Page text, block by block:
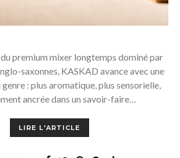
du premium mixer longtemps dominé par
saxonnes, KASKAD avance avec une
: plus aromatique, plus sensorielle,
ancrée dans un savoir-faire…
LIRE L'ARTICLE